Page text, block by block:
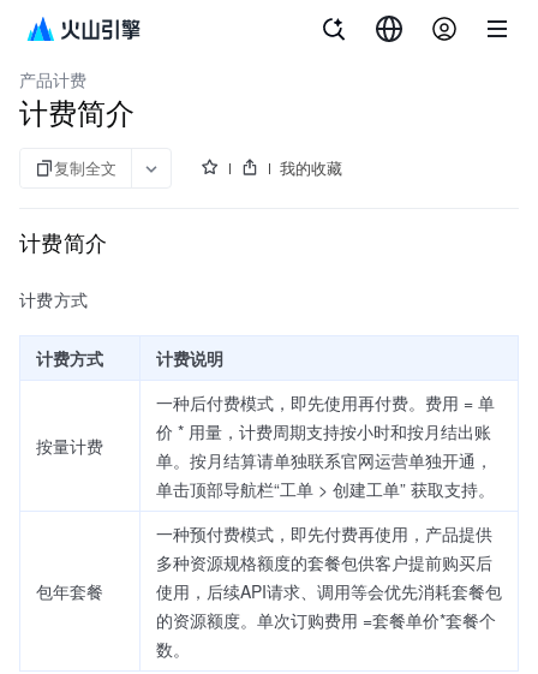
业务风险识别
产品计费
计费简介
复制全文 我的收藏
计费简介
计费方式
计费方式 计费说明
按量计费
一种后付费模式，即先使用再付费。费用 = 单
价 * 用量，计费周期支持按小时和按月结出账
单。按月结算请单独联系官网运营单独开通，
单击顶部导航栏“工单 > 创建工单” 获取支持。
包年套餐
一种预付费模式，即先付费再使用，产品提供
多种资源规格额度的套餐包供客户提前购买后
使用，后续API请求、调用等会优先消耗套餐包
的资源额度。单次订购费用 =套餐单价*套餐个
数。